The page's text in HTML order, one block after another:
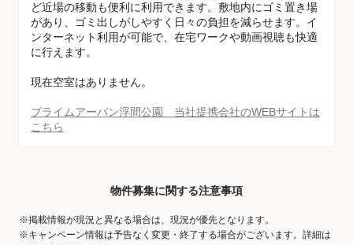
ど近場の移動も便利に利用できます。敷地内にゴミ置き場
があり、ゴミ出しがしやすく日々の負担を減らせます。イ
ンターネット利用が可能で、在宅ワークや動画視聴も快適
に行えます。
現在空室はありません。
プライムアーバン浮間公園 当社提携会社のWEBサイトは
こちら
物件募集に関する注意事項
※掲載情報が現況と異なる場合は、現況が優先となります。
※キャンペーン情報は予告なく変更・終了する場合がございます。詳細は